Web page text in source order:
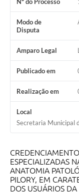
Modo de
Disputa
Amparo Legal
Publicado em
Realização em
Local
Secretaria Municipal
ESPECIALIZADAS
ANATOMIA
PILORY, EM
DOS USUÁRIOS